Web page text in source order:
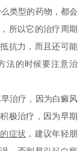
类型的药物，都会
所以它的治疗周期
抗力，而且还可能
法的时候要注意治
治疗，因为白癜风
极治疗，因为早期
症状 ，建议年轻朋